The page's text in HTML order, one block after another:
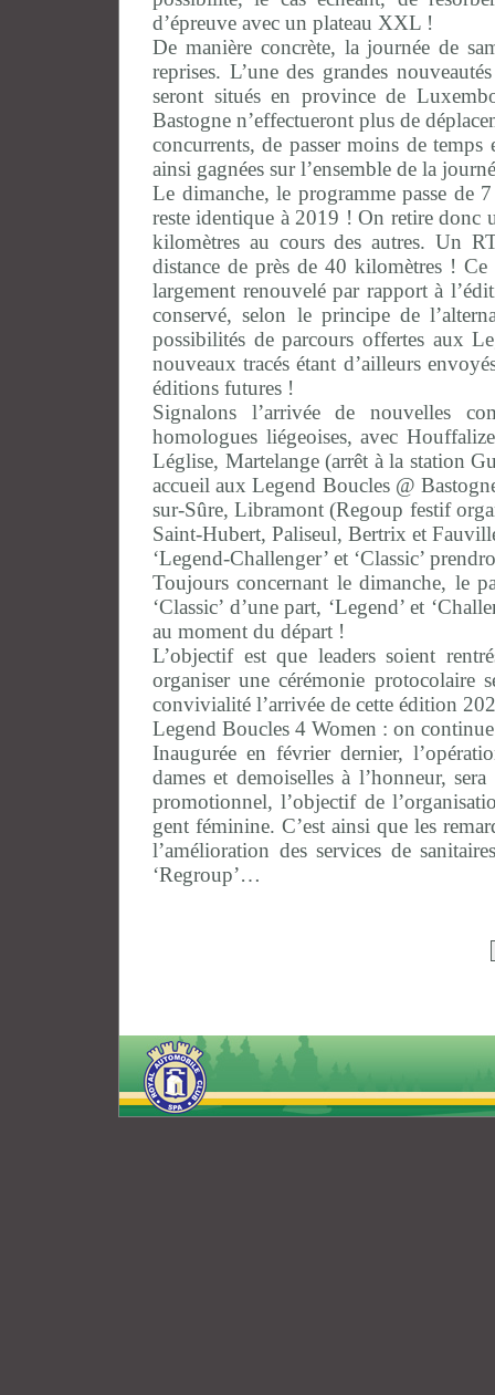
d’épreuve avec un plateau XXL !
De manière concrète, la journée de
reprises. L’une des grandes
seront situés en province de
Bastogne n’effectueront plus de
concurrents, de passer moins de
ainsi gagnées sur l’ensemble de la
Le dimanche, le programme passe
reste identique à 2019 ! On retire donc
kilomètres au cours des autres. Un
distance de près de 40 kilomètres !
largement renouvelé par rapport à
conservé, selon le principe de
possibilités de parcours offertes aux
nouveaux tracés étant d’ailleurs
éditions futures !
Signalons l’arrivée de nouvelles
homologues liégeoises, avec
Léglise, Martelange (arrêt à la station
accueil aux Legend Boucles @
sur-Sûre, Libramont (Regoup festif
Saint-Hubert, Paliseul, Bertrix et
‘Legend-Challenger’ et ‘Classic’
Toujours concernant le dimanche, le
‘Classic’ d’une part, ‘Legend’ et
au moment du départ !
L’objectif est que leaders soient
organiser une cérémonie
convivialité l’arrivée de cette édition
Legend Boucles 4 Women : on
Inaugurée en février dernier,
dames et demoiselles à l’honneur,
promotionnel, l’objectif de
gent féminine. C’est ainsi que les
l’amélioration des services de
‘Regroup’…